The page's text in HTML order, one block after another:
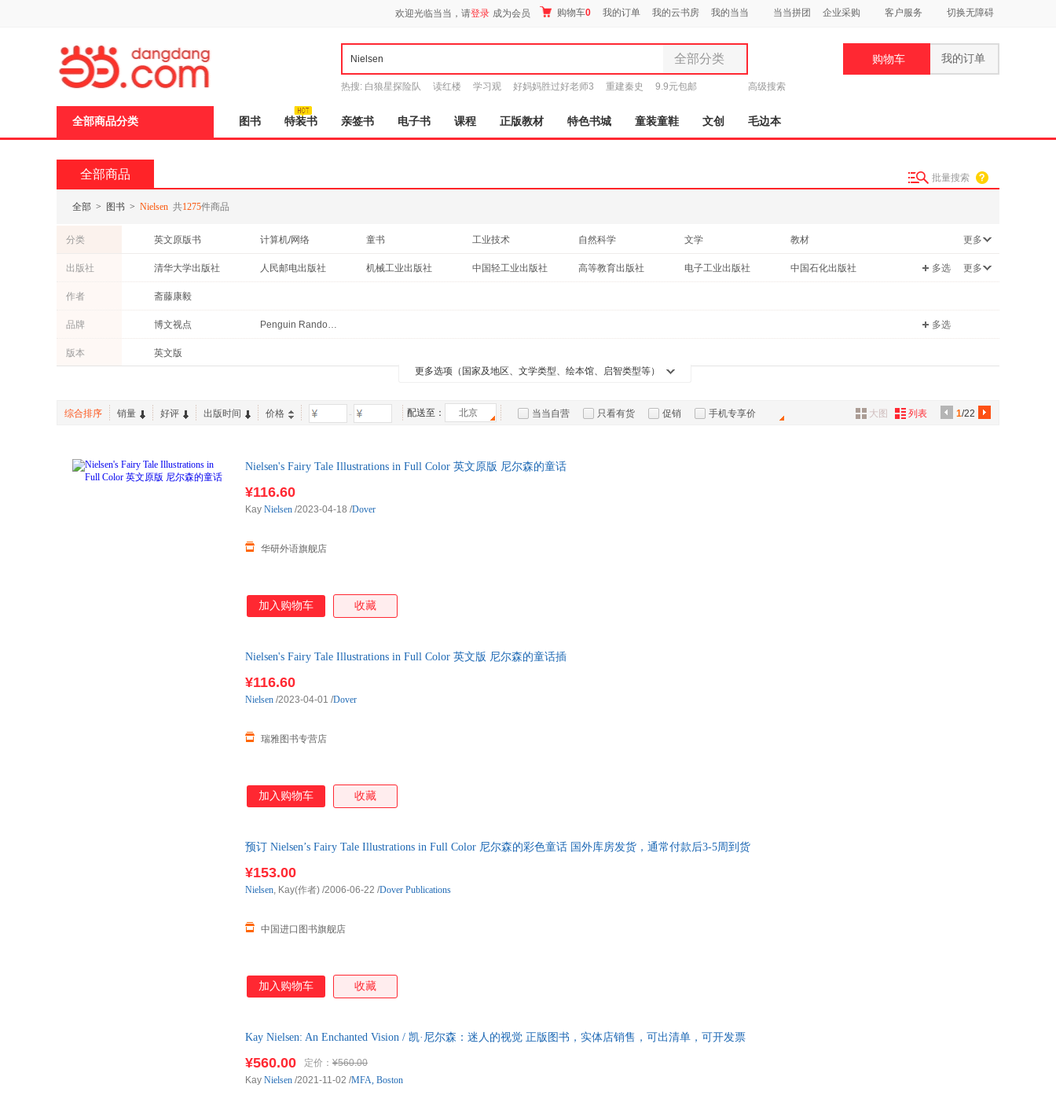
欢迎光临当当，请登录 成为会员 购物车0 我的订单 我的云书房 我的当当 当当拼团 企业采购 客户服务 切换无障碍
全部分类
全部分类
图书
电子书
玩具
童装童鞋
箱包皮具
汽车用品
热搜: 白狼星探险队 读红楼 学习观 好妈妈胜过好老师3 重建秦史 9.9元包邮 高级搜索
购物车 我的订单
全部商品分类 图书 特装书 亲签书 电子书 课程 正版教材 特色书城 童装童鞋 文创 毛边本
全部商品 批量搜索
全部 > 图书 > Nielsen 共1275件商品
分类 英文原版书 计算机/网络 童书 工业技术 自然科学 文学
教材
医学
政治/军事 其他语种原版书 管理 历史 艺术
社会科学
更多
出版社 清华大学出版社 人民邮电出版社 机械工业出版社 中国轻工业出版社 高等教育出版社 电子工业出版社
中国石化出版社
多选 更多
作者 斋藤康毅
品牌 博文视点 Penguin Random House 多选
版本
英文版
更多选项（国家及地区、文学类型、绘本馆、启智类型等）
综合排序 销量 好评 出版时间 价格 - 配送至： 北京 当当自营 只看有货 促销 手机专享价 1/22
大图 列表
Nielsen's Fairy Tale Illustrations in Full Color 英文原版 尼尔森的童话
¥116.60
华研外语旗舰店
Kay Nielsen /2023-04-18 /Dover
加入购物车 收藏
Nielsen's Fairy Tale Illustrations in Full Color 英文版 尼尔森的童话插
¥116.60
瑞雅图书专营店
Nielsen /2023-04-01 /Dover
加入购物车 收藏
预订 Nielsen’s Fairy Tale Illustrations in Full Color 尼尔森的彩色童话 国外库房发货，通常付款后3-5周到货
¥153.00
中国进口图书旗舰店
Nielsen, Kay(作者) /2006-06-22 /Dover Publications
加入购物车 收藏
Kay Nielsen: An Enchanted Vision / 凯·尼尔森：迷人的视觉 正版图书，实体店销售，可出清单，可开发票
¥560.00 定价： ¥560.00
Kay Nielsen /2021-11-02 /MFA, Boston
页